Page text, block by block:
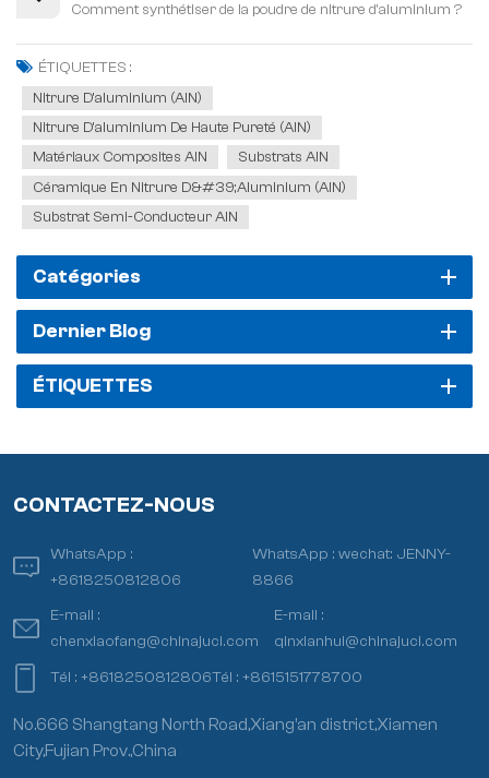
Comment synthétiser de la poudre de nitrure d'aluminium ?
ÉTIQUETTES :
Nitrure D'aluminium (AlN)
Nitrure D'aluminium De Haute Pureté (AlN)
Matériaux Composites AlN
Substrats AlN
Céramique En Nitrure D&#39;aluminium (AlN)
Substrat Semi-Conducteur AlN
Catégories
Dernier Blog
ÉTIQUETTES
CONTACTEZ-NOUS
WhatsApp :
+8618250812806
WhatsApp :wechat: JENNY-
8866
E-mail :
chenxiaofang@chinajuci.com
E-mail :
qinxianhui@chinajuci.com
Tél :+8618250812806Tél :+8615151778700
No.666 Shangtang North Road,Xiang’an district,Xiamen
City,Fujian Prov.,China